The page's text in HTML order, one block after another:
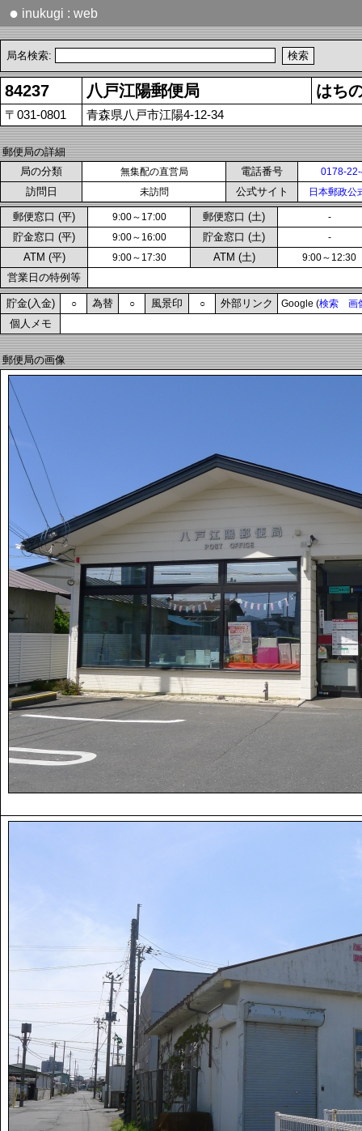
● inukugi : web
局名検索:
84237 八戸江陽郵便局 はち
〒031-0801 青森県八戸市江陽4-12-34
郵便局の詳細
局の分類
無集配の直営局 電話番号 0178-
訪問日 未訪問 公式サイト 日本郵政公
郵便窓口 (平) 9:00～17:00 郵便窓口 (土) -
貯金窓口 (平) 9:00～16:00 貯金窓口 (土) -
ATM (平) 9:00～17:30 ATM (土) 9:00～12:30
営業日の特例等
貯金(入金) ○ 為替 ○ 風景印 ○ 外部リンク Google (検索 画
個人メモ
郵便局の画像